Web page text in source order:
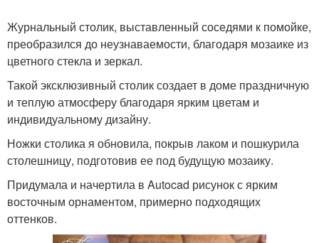
Журнальный столик, выставленный соседями к помойке,
преобразился до неузнаваемости, благодаря мозаике из
цветного стекла и зеркал.
Такой эксклюзивный столик создает в доме праздничную
и теплую атмосферу благодаря ярким цветам и
индивидуальному дизайну.
Ножки столика я обновила, покрыв лаком и пошкурила
столешницу, подготовив ее под будущую мозаику.
Придумала и начертила в Autocad рисунок с ярким
восточным орнаментом, примерно подходящих
оттенков.